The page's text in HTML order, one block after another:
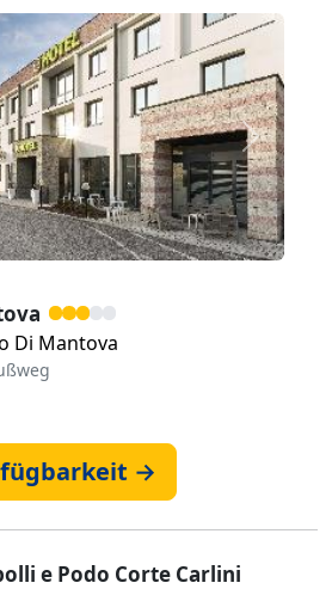
Weiter
Di Mantova
→
e Podo Corte Carlini